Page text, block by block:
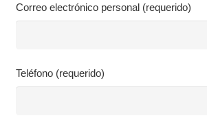
Correo electrónico personal (requerido)
Teléfono (requerido)